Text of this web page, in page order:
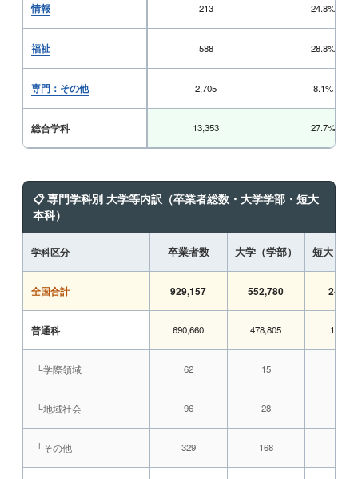
情報 213 24.8%
福祉 588 28.8%
専門：その他 2,705 8.1%
総合学科 13,353 27.7%
📋 専門学科別 大学等内訳（卒業者総数・大学学部・短大
本科）
学科区分 卒業者数 大学（学部） 短大（本
全国合計 929,157 552,780 24,622
普通科 690,660 478,805 16,473
└学際領域 62 15
└地域社会 96 28
└その他 329 168